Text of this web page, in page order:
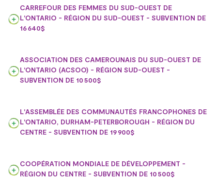
CARREFOUR DES FEMMES DU SUD-OUEST DE
L'ONTARIO - RÉGION DU SUD-OUEST - SUBVENTION DE
16 640$
ASSOCIATION DES CAMEROUNAIS DU SUD-OUEST DE
L'ONTARIO (ACSOO) - RÉGION SUD-OUEST -
SUBVENTION DE 10 500$
L'ASSEMBLÉE DES COMMUNAUTÉS FRANCOPHONES DE
L'ONTARIO, DURHAM-PETERBOROUGH - RÉGION DU
CENTRE - SUBVENTION DE 19 900$
COOPÉRATION MONDIALE DE DÉVELOPPEMENT -
RÉGION DU CENTRE - SUBVENTION DE 10 500$